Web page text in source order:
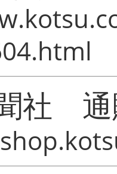
社